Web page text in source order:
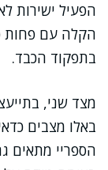
הפעיל ישירות
הקלה עם פחות
בתפקוד הכבד.
מצד שני,
באלו מצבים
הספריי מתאים